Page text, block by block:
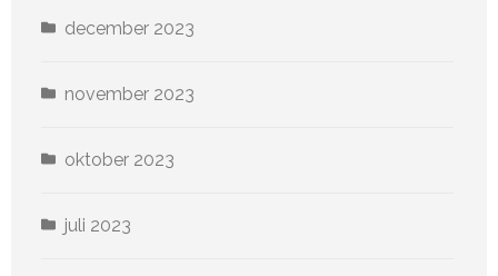
december 2023
november 2023
oktober 2023
juli 2023